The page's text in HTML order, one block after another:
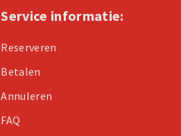
Service informatie:
Reserveren
Betalen
Annuleren
FAQ